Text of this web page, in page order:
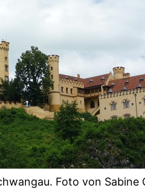
Foto von Sabine